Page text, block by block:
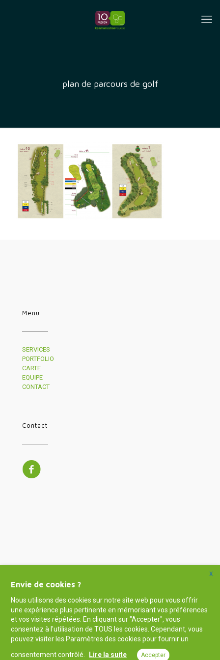
plan de parcours de golf
Menu
SERVICES
PORTFOLIO
CARTE
EQUIPE
CONTACT
Contact
© Tous droits réservés - 10Fusion.be IPolitique de
X
Envie de cookies ?
Nous utilisons des cookies sur notre site web pour vous offrir
une expérience plus pertinente en mémorisant vos préférences
et vos visites répétées. En cliquant sur "Accepter", vous
consentez à l'utilisation de TOUS les cookies. Cependant, vous
pouvez visiter les Paramètres des cookies pour fournir un
consentement contrôlé.
Lire la suite Accepter